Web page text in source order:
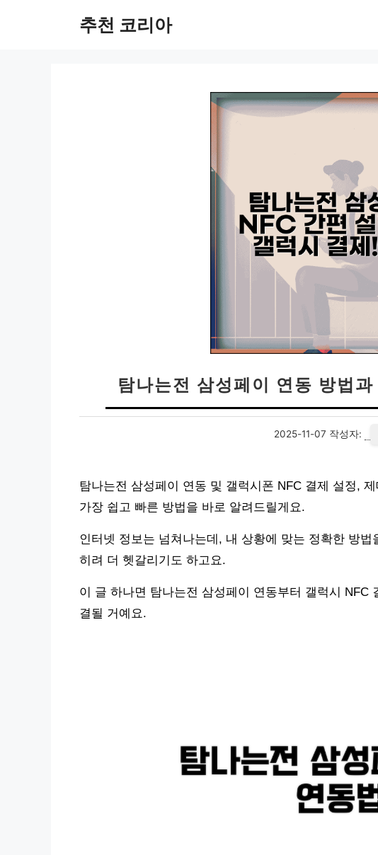
추천 코리아
탐나는전 삼성페이 연동 방법
2025-11-07 작성자:
탐나는전 삼성페이 연동 및 갤럭시폰 NFC 결제 설정,
가장 쉽고 빠른 방법을 바로 알려드릴게요.
인터넷 정보는 넘쳐나는데, 내 상황에 맞는 정확한 방
히려 더 헷갈리기도 하고요.
이 글 하나면 탐나는전 삼성페이 연동부터 갤럭시 NFC
결될 거예요.